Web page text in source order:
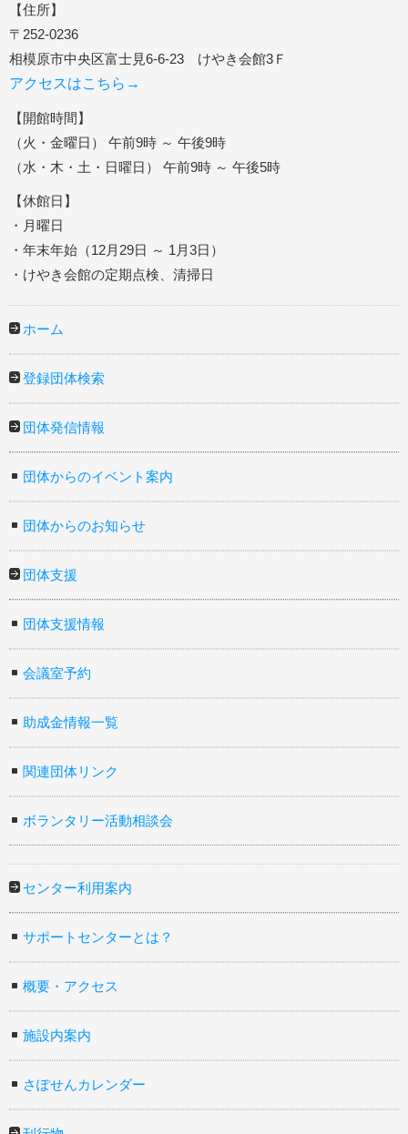
【住所】
〒252-0236
相模原市中央区富士見6-6-23 けやき会館3Ｆ
アクセスはこちら→
【開館時間】
（火・金曜日） 午前9時 ～ 午後9時
（水・木・土・日曜日） 午前9時 ～ 午後5時
【休館日】
・月曜日
・年末年始（12月29日 ～ 1月3日）
・けやき会館の定期点検、清掃日
ホーム
登録団体検索
団体発信情報
団体からのイベント案内
団体からのお知らせ
団体支援
団体支援情報
会議室予約
助成金情報一覧
関連団体リンク
ボランタリー活動相談会
センター利用案内
サポートセンターとは？
概要・アクセス
施設内案内
さぽせんカレンダー